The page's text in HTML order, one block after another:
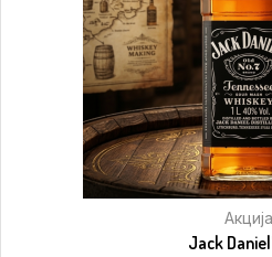
Акција
Jack